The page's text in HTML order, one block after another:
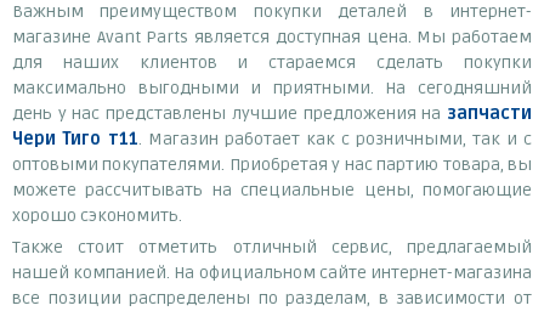
Важным преимуществом покупки деталей в интернет-
магазине Avant Parts является доступная цена. Мы работаем
для наших клиентов и стараемся сделать покупки
максимально выгодными и приятными. На сегодняшний
день у нас представлены лучшие предложения на запчасти
Чери Тиго т11. Магазин работает как с розничными, так и с
оптовыми покупателями. Приобретая у нас партию товара, вы
можете рассчитывать на специальные цены, помогающие
хорошо сэкономить.
Также стоит отметить отличный сервис, предлагаемый
нашей компанией. На официальном сайте интернет-магазина
все позиции распределены по разделам, в зависимости от